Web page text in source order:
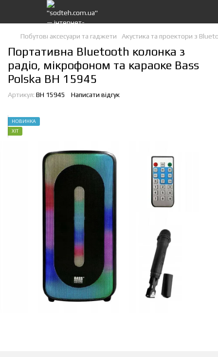
Побутові аксесуари та гаджети Акустика та проектори з
Портативна Bluetooth колонка з
радіо, мікрофоном та караоке Bass
Polska BH 15945
Артикул: BH 15945 Написати відгук
НОВИНКА
ХІТ